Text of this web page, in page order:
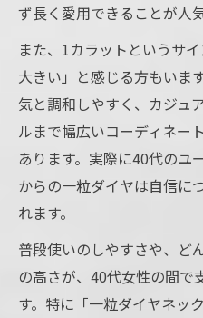
ず長く愛用できることが人
また、1カラットというサ
大きい」と感じる方もいま
気と調和しやすく、カジュ
ルまで幅広いコーディネー
あります。実際に40代のユ
からの一粒ダイヤは自信に
れます。
普段使いのしやすさや、ど
の高さが、40代女性の間で
す。特に「一粒ダイヤネッ